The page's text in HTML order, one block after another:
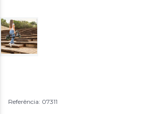
Referência: 07311